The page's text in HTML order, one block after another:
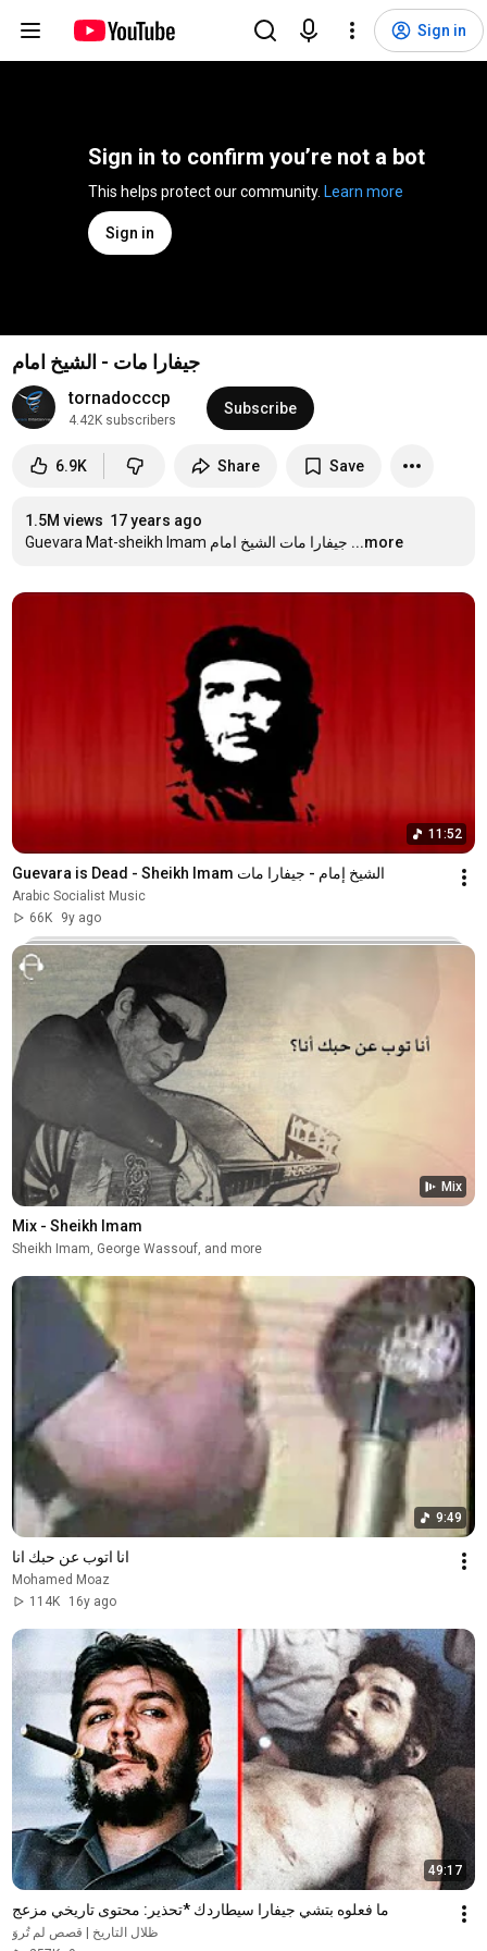
Sign in
Sign in to confirm you’re not a bot
Learn more
Sign in
جيفارا مات - الشيخ امام
tornadocccp
4.42K subscribers
Subscribe
6.9K Share Save
1.5M views 17 years ago
جيفارا مات الشيخ امام Guevara Mat-sheikh Imam ...more
11:52
Guevara is Dead - Sheikh Imam الشيخ إمام - جيفارا مات
Arabic Socialist Music
66K
9y ago
Mix
Mix - Sheikh Imam
Sheikh Imam, George Wassouf, and more
9:49
انا اتوب عن حبك انا
Mohamed Moaz
114K
16y ago
49:17
ما فعلوه بتشي جيفارا سيطاردك *تحذير: محتوى تاريخي مزعج
ظلال التاريخ | قصص لم تُروَ